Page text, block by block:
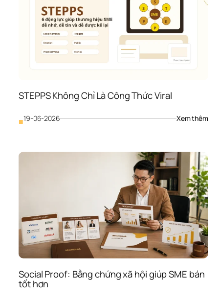
STEPPS Không Chỉ Là Công Thức Viral
■19-06-2026 Xem thêm:
Là
Social Proof: Bằng chứng xã hội giúp SME bán
tốt hơn